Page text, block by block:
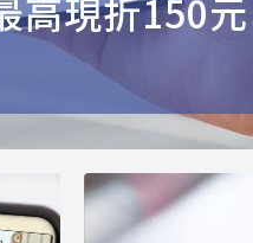
高現折150